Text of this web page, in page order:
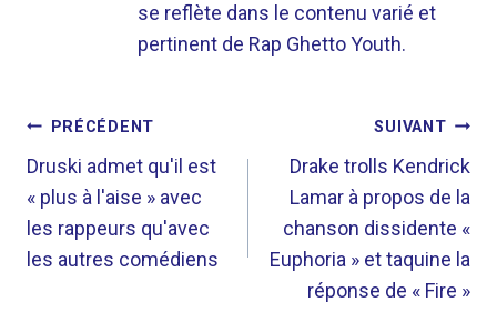
se reflète dans le contenu varié et
pertinent de Rap Ghetto Youth.
NAVIGATION
DE
L’ARTICLE
PRÉCÉDENT
Druski admet qu'il est
« plus à l'aise » avec
les rappeurs qu'avec
les autres comédiens
SUIVANT
Drake trolls Kendrick
Lamar à propos de la
chanson dissidente «
Euphoria » et taquine la
réponse de « Fire »